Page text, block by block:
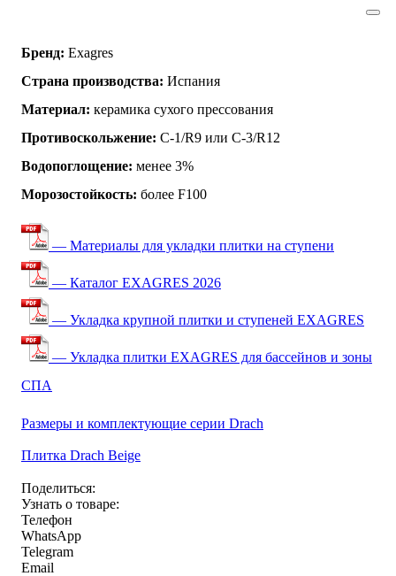
Бренд: Exagres
Страна производства: Испания
Материал: керамика сухого прессования
Противоскольжение: C-1/R9 или C-3/R12
Водопоглощение: менее 3%
Морозостойкость: более F100
— Материалы для укладки плитки на ступени
— Каталог EXAGRES 2026
— Укладка крупной плитки и ступеней EXAGRES
— Укладка плитки EXAGRES для бассейнов и зоны
СПА
Размеры и комплектующие серии Drach
Плитка Drach Beige
Поделиться:
Узнать о товаре:
Телефон
WhatsApp
Telegram
Email